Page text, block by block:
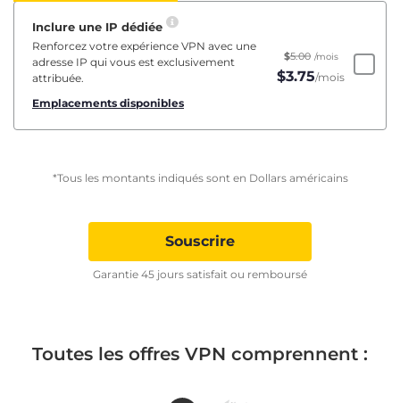
Inclure une IP dédiée
Renforcez votre expérience VPN avec une
adresse IP qui vous est exclusivement
attribuée.
Emplacements disponibles
$5.00 /mois
$3.75/mois
*Tous les montants indiqués sont en Dollars américains
Souscrire
Garantie 45 jours satisfait ou remboursé
Toutes les offres VPN comprennent :